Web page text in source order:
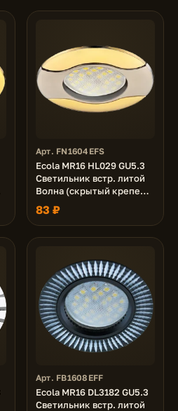
Арт. FN1604EFS
Ecola MR16 HL029 GU5.3
Светильник встр. литой
Волна (скрытый крепеж
лампы) Сатин-Хром/
Золото 22x82 (кd74)
83 ₽
Арт. FB1608EFF
Ecola MR16 DL3182 GU5.3
Светильник встр. литой